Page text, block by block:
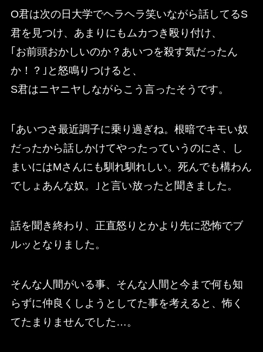
O君は次の日大学でヘラヘラ笑いながら話してるS
君を見つけ、あまりにもムカつき殴り付け、
｢お前頭おかしいのか？あいつを殺す気だったん
か！？｣と怒鳴りつけると、
S君はニヤニヤしながらこう言ったそうです。
｢あいつさ最近調子に乗り過ぎね。根暗でキモい奴
だったから話しかけてやったっていうのにさ、し
まいにはMさんにも馴れ馴れしい。死んでも構わん
でしょあんな奴。｣と言い放ったと聞きました。
話を聞き終わり、正直怒りとかより先に恐怖でブ
ルッとなりました。
そんな人間がいる事、そんな人間と今まで何も知
らずに仲良くしようとしてた事を考えると、怖く
てたまりませんでした…。